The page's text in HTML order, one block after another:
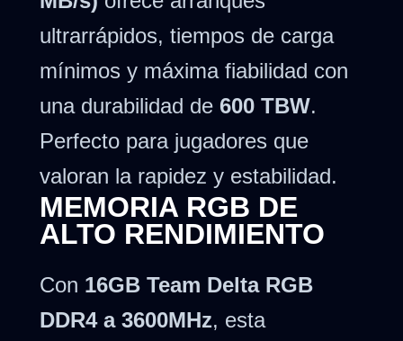
ultrarrápidos, tiempos de carga
mínimos y máxima fiabilidad con
una durabilidad de 600 TBW.
Perfecto para jugadores que
valoran la rapidez y estabilidad.
MEMORIA RGB DE
ALTO RENDIMIENTO
Con 16GB Team Delta RGB
DDR4 a 3600MHz, esta